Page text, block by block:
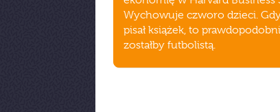
Wychowuje czworo dzieci.
pisał książek, to
zostałby futbolistą.